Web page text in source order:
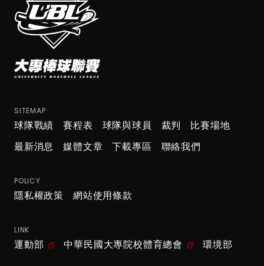
SITEMAP
球隊戰績 賽程表 球隊與球員 裁判
比賽場地
最新消息
媒體文章 下載專區 聯絡我們
POLICY
隱私權政策 網站使用條款
LINK
運動部 中華民國大專院校體育總會 環境部